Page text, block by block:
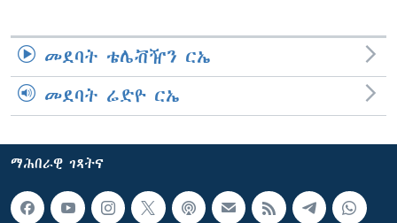
መደባት ቴሌቭዥን ርኤ
መደባት ሬድዮ ርኤ
ማሕበራዊ ገጻትና